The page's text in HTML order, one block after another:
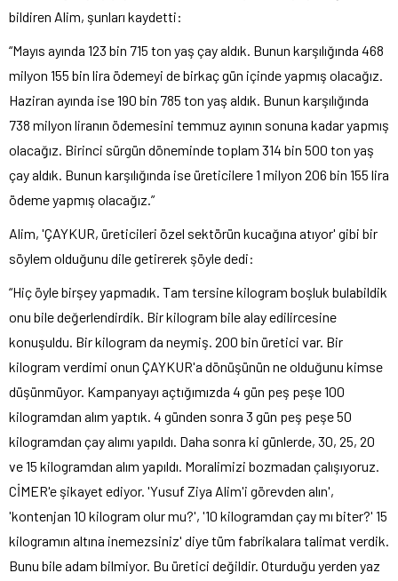
bildiren Alim, şunları kaydetti:
“Mayıs ayında 123 bin 715 ton yaş çay aldık. Bunun karşılığında 468
milyon 155 bin lira ödemeyi de birkaç gün içinde yapmış olacağız.
Haziran ayında ise 190 bin 785 ton yaş aldık. Bunun karşılığında
738 milyon liranın ödemesini temmuz ayının sonuna kadar yapmış
olacağız. Birinci sürgün döneminde toplam 314 bin 500 ton yaş
çay aldık. Bunun karşılığında ise üreticilere 1 milyon 206 bin 155 lira
ödeme yapmış olacağız.”
Alim, 'ÇAYKUR, üreticileri özel sektörün kucağına atıyor' gibi bir
söylem olduğunu dile getirerek şöyle dedi:
“Hiç öyle birşey yapmadık. Tam tersine kilogram boşluk bulabildik
onu bile değerlendirdik. Bir kilogram bile alay edilircesine
konuşuldu. Bir kilogram da neymiş. 200 bin üretici var. Bir
kilogram verdimi onun ÇAYKUR'a dönüşünün ne olduğunu kimse
düşünmüyor. Kampanyayı açtığımızda 4 gün peş peşe 100
kilogramdan alım yaptık. 4 günden sonra 3 gün peş peşe 50
kilogramdan çay alımı yapıldı. Daha sonra ki günlerde, 30, 25, 20
ve 15 kilogramdan alım yapıldı. Moralimizi bozmadan çalışıyoruz.
CİMER'e şikayet ediyor. 'Yusuf Ziya Alim'i görevden alın',
'kontenjan 10 kilogram olur mu?', '10 kilogramdan çay mı biter?' 15
kilogramın altına inemezsiniz' diye tüm fabrikalara talimat verdik.
Bunu bile adam bilmiyor. Bu üretici değildir. Oturduğu yerden yaz